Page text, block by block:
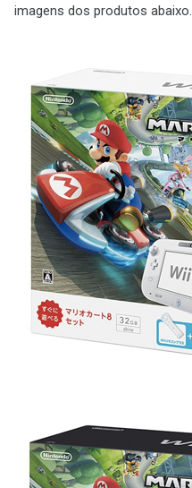
imagens dos produtos abaixo.